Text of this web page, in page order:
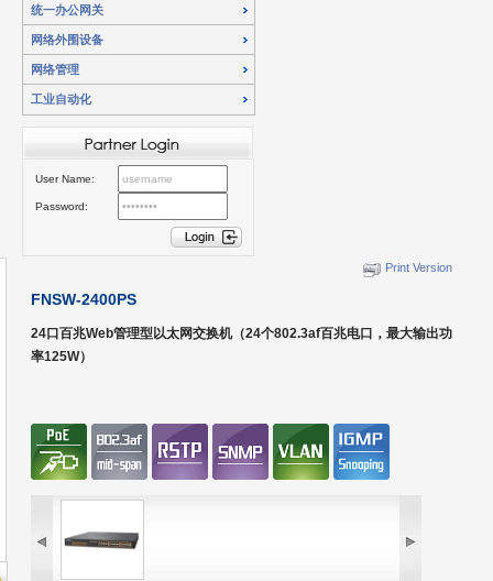
统一办公网关
网络外围设备
网络管理
工业自动化
User Name:
Password:
Print Version
FNSW-2400PS
24口百兆Web管理型以太网交换机（24个802.3af百兆电口，最大输出功
率125W）